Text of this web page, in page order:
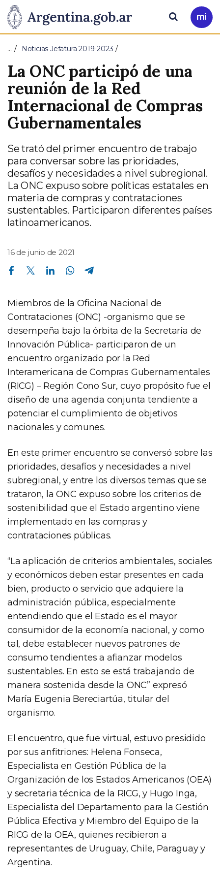
Presidencia
de
la
Nación
Pasar al contenido principal
Ir
a
Buscar
… Noticias Jefatura 2019-2023
La ONC participó de una
reunión de la Red
Internacional de Compras
Gubernamentales
Se trató del primer encuentro de trabajo
para conversar sobre las prioridades,
desafíos y necesidades a nivel subregional.
La ONC expuso sobre políticas estatales en
materia de compras y contrataciones
sustentables. Participaron diferentes países
latinoamericanos.
16 de junio de 2021
Compartir en Facebook Compartir en Twitter Compartir en Linkedin Compartir en Whatsapp
Miembros de la Oficina Nacional de
Contrataciones (ONC) -organismo que se
desempeña bajo la órbita de la Secretaría de
Innovación Pública- participaron de un
encuentro organizado por la Red
Interamericana de Compras Gubernamentales
(RICG) – Región Cono Sur, cuyo propósito fue el
diseño de una agenda conjunta tendiente a
potenciar el cumplimiento de objetivos
nacionales y comunes.
En este primer encuentro se conversó sobre las
prioridades, desafíos y necesidades a nivel
subregional, y entre los diversos temas que se
trataron, la ONC expuso sobre los criterios de
sostenibilidad que el Estado argentino viene
implementado en las compras y
contrataciones públicas.
“La aplicación de criterios ambientales, sociales
y económicos deben estar presentes en cada
bien, producto o servicio que adquiere la
administración pública, especialmente
entendiendo que el Estado es el mayor
consumidor de la economía nacional, y como
tal, debe establecer nuevos patrones de
consumo tendientes a afianzar modelos
sustentables. En esto se está trabajando de
manera sostenida desde la ONC” expresó
María Eugenia Bereciartúa, titular del
organismo.
El encuentro, que fue virtual, estuvo presidido
por sus anfitriones: Helena Fonseca,
Especialista en Gestión Pública de la
Organización de los Estados Americanos (OEA)
y secretaria técnica de la RICG, y Hugo Inga,
Especialista del Departamento para la Gestión
Pública Efectiva y Miembro del Equipo de la
RICG de la OEA, quienes recibieron a
representantes de Uruguay, Chile, Paraguay y
Argentina.